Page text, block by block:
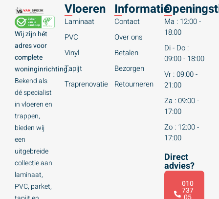
Wij zijn hét
adres voor
complete
woninginrichting.
Bekend als
dé specialist
in vloeren en
trappen,
bieden wij
een
uitgebreide
collectie aan
laminaat,
PVC, parket,
Vloeren
Laminaat
PVC
Vinyl
Tapijt
Traprenovatie
Informatie
Contact
Over ons
Betalen
Bezorgen
Retourneren
Ma : 12:00 -
18:00
Di - Do :
09:00 - 18:00
Vr : 09:00 -
21:00
Za : 09:00 -
17:00
Zo : 12:00 -
17:00
Direct
advies?
010
737